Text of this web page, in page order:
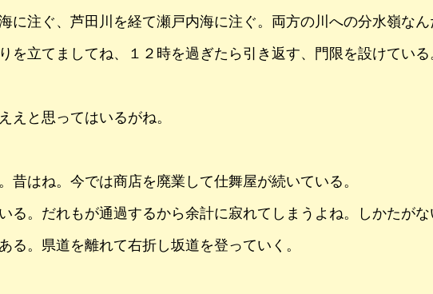
に注ぐ、芦田川を経て瀬戸内海に注ぐ。両方の川への分水嶺なん
を立てましてね、１２時を過ぎたら引き返す、門限を設けてい
えと思ってはいるがね。
昔はね。今では商店を廃業して仕舞屋が続いている。
。だれもが通過するから余計に寂れてしまうよね。しかたがな
。県道を離れて右折し坂道を登っていく。